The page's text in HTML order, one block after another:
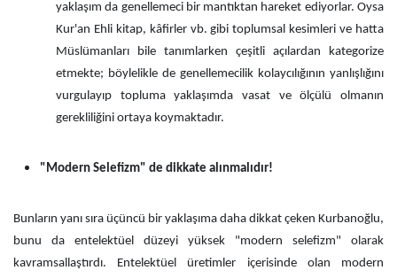
yaklaşım da genellemeci bir mantıktan hareket ediyorlar. Oysa
Kur'an Ehli kitap, kâfirler vb. gibi toplumsal kesimleri ve hatta
Müslümanları bile tanımlarken çeşitli açılardan kategorize
etmekte; böylelikle de genellemecilik kolaycılığının yanlışlığını
vurgulayıp topluma yaklaşımda vasat ve ölçülü olmanın
gerekliliğini ortaya koymaktadır.
"Modern Selefizm" de dikkate alınmalıdır!
Bunların yanı sıra üçüncü bir yaklaşıma daha dikkat çeken Kurbanoğlu,
bunu da entelektüel düzeyi yüksek "modern selefizm" olarak
kavramsallaştırdı. Entelektüel üretimler içerisinde olan modern